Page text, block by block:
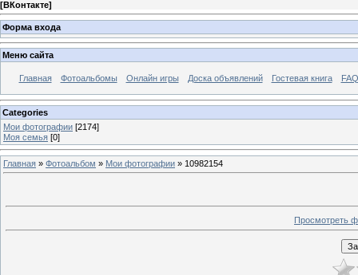
[ВКонтакте]
Форма входа
Меню сайта
Главная Фотоальбомы Онлайн игры Доска объявлений Гостевая книга
Categories
Мои фотографии [2174]
Моя семья [0]
Главная » Фотоальбом » Мои фотографии » 10982154
Просмотреть